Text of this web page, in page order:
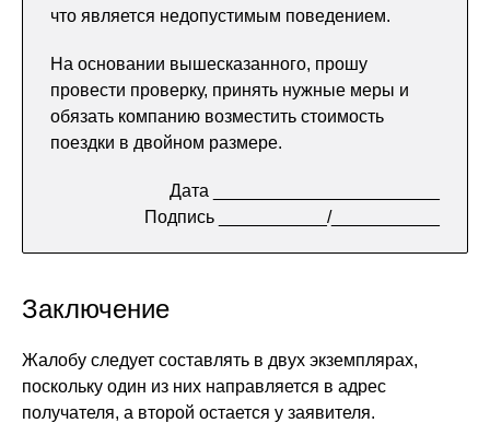
что является недопустимым поведением.
На основании вышесказанного, прошу
провести проверку, принять нужные меры и
обязать компанию возместить стоимость
поездки в двойном размере.
Дата _______________________
Подпись ___________/___________
Заключение
Жалобу следует составлять в двух экземплярах,
поскольку один из них направляется в адрес
получателя, а второй остается у заявителя.